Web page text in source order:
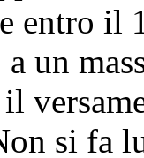
entro il
un
si fa